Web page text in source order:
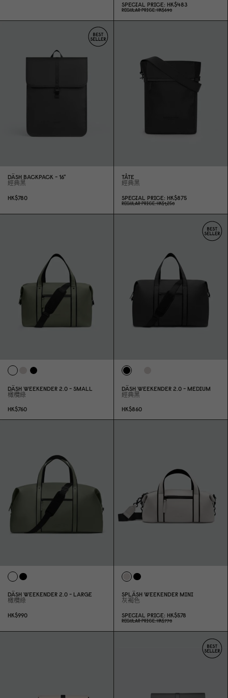
SPECIAL PRICE HK$483
REGULAR PRICE HK$690
DÄSH BACKPACK - 16"
經典黑
HK$780
TÅTE
經典黑
SPECIAL PRICE HK$875
REGULAR PRICE HK$1,250
DÄSH WEEKENDER 2. 0 - SMALL
橄欖綠
HK$760
DÄSH WEEKENDER 2. 0 - MEDIUM
經典黑
HK$860
DÄSH WEEKENDER 2.0 - LARGE
橄欖綠
HK$990
SPLÄSH WEEKENDER MINI
灰褐色
SPECIAL PRICE HK$578
REGULAR PRICE HK$770